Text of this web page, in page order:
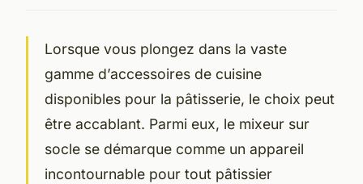
Lorsque vous plongez dans la vaste
gamme d’accessoires de cuisine
disponibles pour la pâtisserie, le choix peut
être accablant. Parmi eux, le mixeur sur
socle se démarque comme un appareil
incontournable pour tout pâtissier